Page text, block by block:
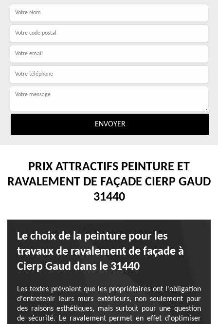
PRIX ATTRACTIFS PEINTURE ET
RAVALEMENT DE FAÇADE CIERP GAUD
31440
Le choix de la peinture pour les
travaux de ravalement de façade à
Cierp Gaud dans le 31440
Les textes prévoient que les propriétaires ont l'obligation
d'entretenir leurs murs extérieurs, non seulement pour
des raisons esthétiques, mais surtout pour une question
de sécurité. Le ravalement permet en effet d'optimiser